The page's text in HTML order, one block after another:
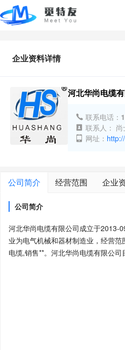
企业资料详情
河北华尚电缆
联系电话：
联系人： 尚
网址：
公司简介 经营范围 企业
公司简介
河北华尚电缆有限公司成立于2013-
业为电气机械和器材制造业，经营
电缆,销售**。河北华尚电缆有限公